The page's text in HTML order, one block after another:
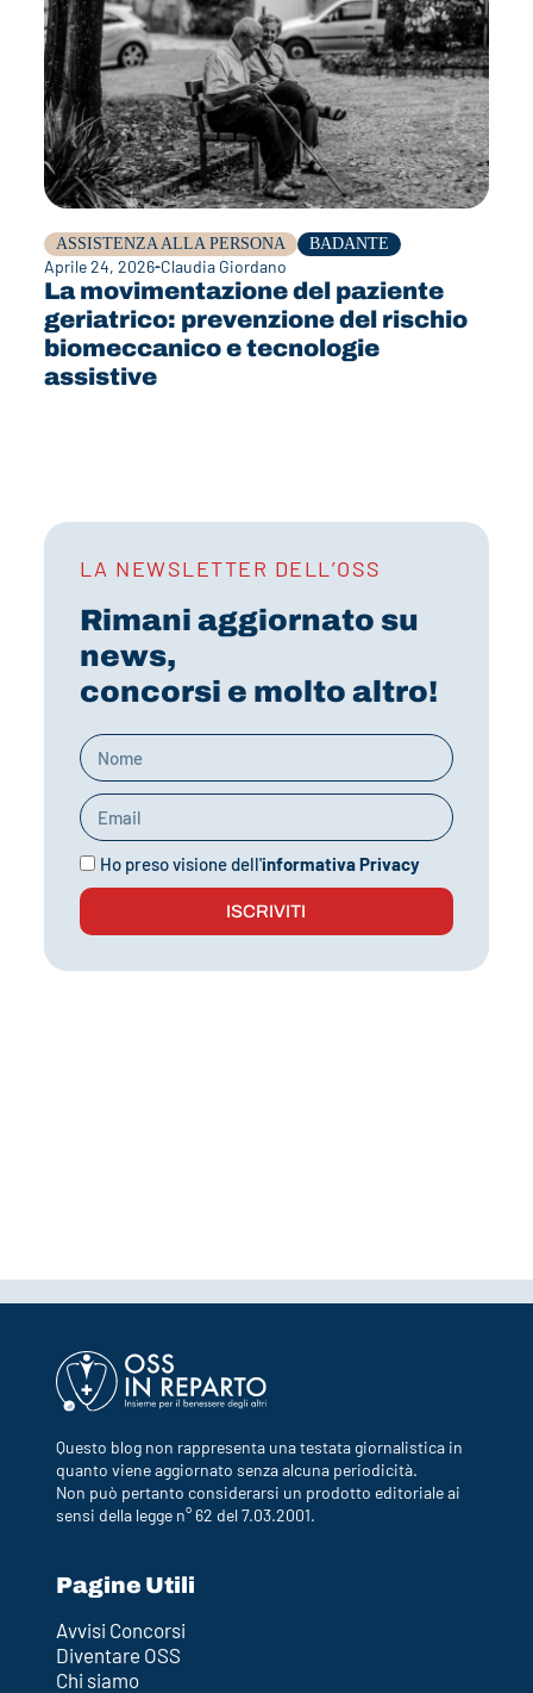
ASSISTENZA ALLA PERSONA BADANTE
Aprile 24, 2026 Claudia Giordano
La movimentazione del paziente
geriatrico: prevenzione del rischio
biomeccanico e tecnologie
assistive
LA NEWSLETTER DELL’OSS
Rimani aggiornato su
news,
concorsi e molto altro!
Ho preso visione dell'informativa Privacy
ISCRIVITI
Questo blog non rappresenta una testata giornalistica in
quanto viene aggiornato senza alcuna periodicità.
Non può pertanto considerarsi un prodotto editoriale ai
sensi della legge n° 62 del 7.03.2001.
Pagine Utili
Avvisi Concorsi
Diventare OSS
Chi siamo